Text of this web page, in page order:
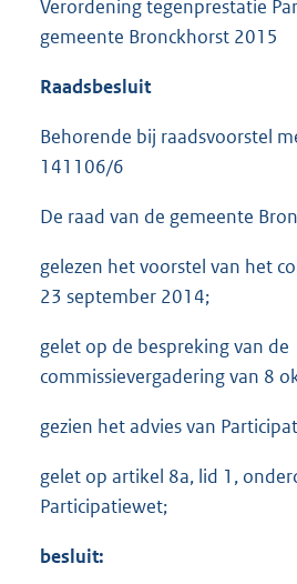
Verordening tegenprestatie
gemeente Bronckhorst 2015
Raadsbesluit
Behorende bij raadsvoorstel
141106/6
De raad van de gemeente
gelezen het voorstel van het
23 september 2014;
gelet op de bespreking van de
commissievergadering van 8
gezien het advies van
gelet op artikel 8a, lid 1,
Participatiewet;
besluit: